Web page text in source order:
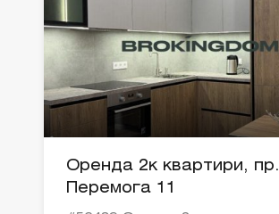
Оренда 2к квартири, пр.
Перемога 11